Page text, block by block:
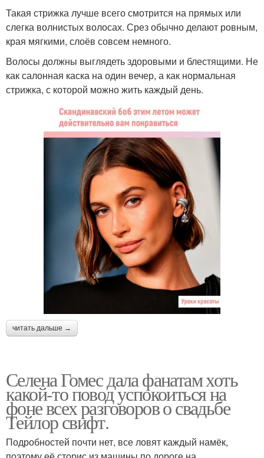
Такая стрижка лучше всего смотрится на прямых или
слегка волнистых волосах. Срез обычно делают ровным,
края мягкими, слоёв совсем немного.
Волосы должны выглядеть здоровыми и блестящими. Не
как салонная каска на один вечер, а как нормальная
стрижка, с которой можно жить каждый день.
читать дальше →
Селена Гомес дала фанатам хоть
какой-то повод успокоиться на
фоне всех разговоров о свадьбе
Тейлор свифт.
Подробностей почти нет, все ловят каждый намёк,